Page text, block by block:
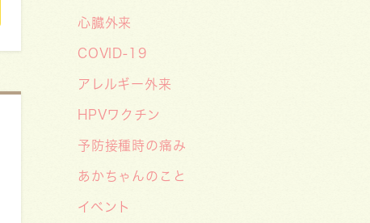
ら守ろう！〜
2026/07/07
知らせ🌞
2026/06/15
【メディア・取材】学研の子育て応
心臓外来
COVID-19
アレルギー外来
HPVワクチン
予防接種時の痛み
あかちゃんのこと
イベント